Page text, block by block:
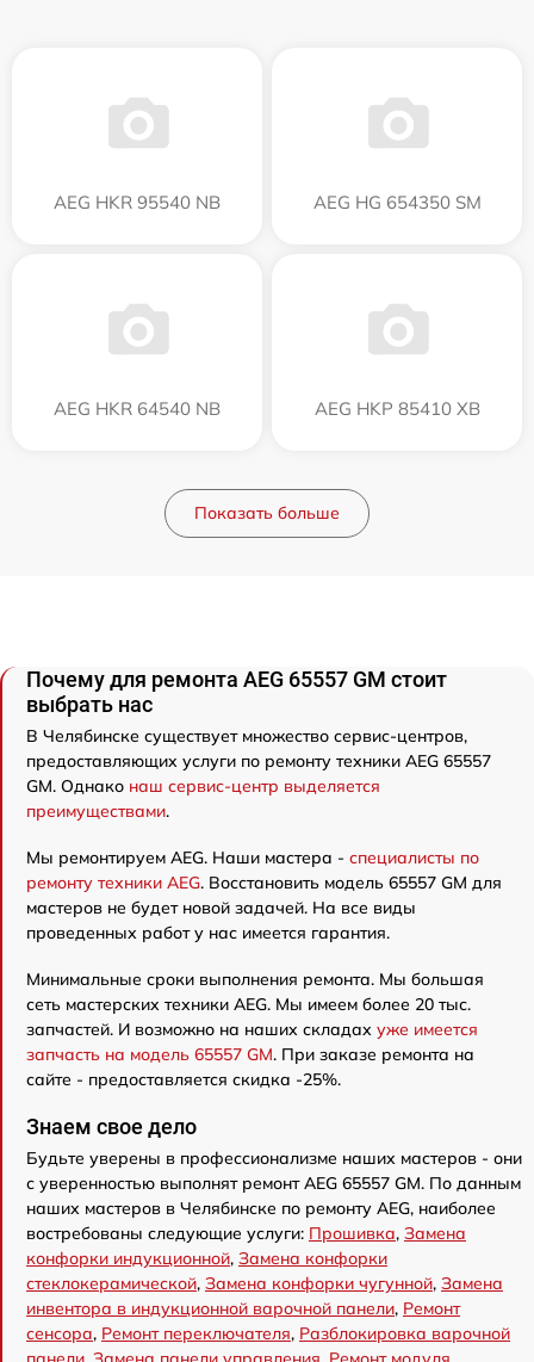
AEG HKR 95540 NB AEG HG 654350 SM
AEG HKR 64540 NB AEG HKP 85410 XB
Показать больше
Почему для ремонта AEG 65557 GM стоит
выбрать нас
В Челябинске существует множество сервис-центров,
предоставляющих услуги по ремонту техники AEG 65557
GM. Однако наш сервис-центр выделяется
преимуществами.
Мы ремонтируем AEG. Наши мастера - специалисты по
ремонту техники AEG. Восстановить модель 65557 GM для
мастеров не будет новой задачей. На все виды
проведенных работ у нас имеется гарантия.
Минимальные сроки выполнения ремонта. Мы большая
сеть мастерских техники AEG. Мы имеем более 20 тыс.
запчастей. И возможно на наших складах уже имеется
запчасть на модель 65557 GM. При заказе ремонта на
сайте - предоставляется скидка -25%.
Знаем свое дело
Будьте уверены в профессионализме наших мастеров - они
с уверенностью выполнят ремонт AEG 65557 GM. По данным
наших мастеров в Челябинске по ремонту AEG, наиболее
востребованы следующие услуги: Прошивка, Замена
конфорки индукционной, Замена конфорки
стеклокерамической, Замена конфорки чугунной, Замена
инвентора в индукционной варочной панели, Ремонт
сенсора, Ремонт переключателя, Разблокировка варочной